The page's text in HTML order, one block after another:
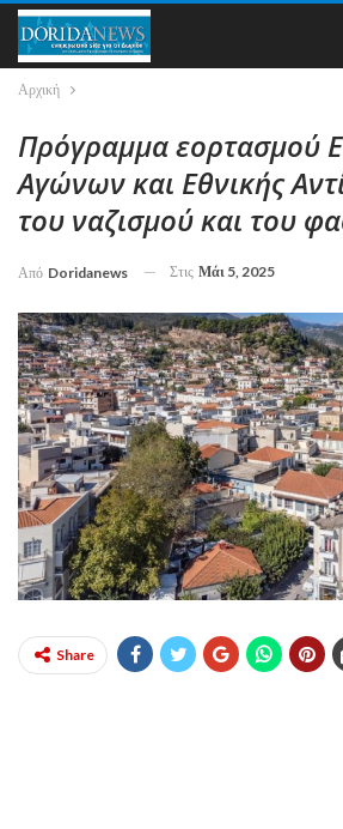
Αρχική
Πρόγραμμα εορτασμού
Αγώνων και Εθνικής
του ναζισμού και του
Από Doridanews Στις Μάι 5, 2025
Share